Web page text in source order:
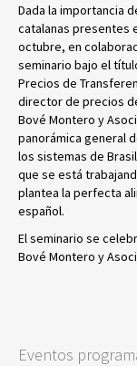
Dada la importancia
catalanas presentes
octubre, en
seminario bajo el
Precios de
director de precios
Bové Montero y
panorámica general
los sistemas de
que se está
plantea la perfecta
español.
El seminario se
Bové Montero y
Eventos